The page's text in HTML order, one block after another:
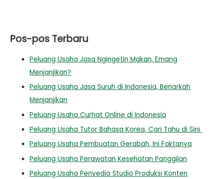
Pos-pos Terbaru
Peluang Usaha Jasa Ngingetin Makan, Emang
Menjanjikan?
Peluang Usaha Jasa Suruh di Indonesia, Benarkah
Menjanjikan
Peluang Usaha Curhat Online di Indonesia
Peluang Usaha Tutor Bahasa Korea, Cari Tahu di Sini
Peluang Usaha Pembuatan Gerabah, Ini Faktanya
Peluang Usaha Perawatan Kesehatan Panggilan
Peluang Usaha Penyedia Studio Produksi Konten